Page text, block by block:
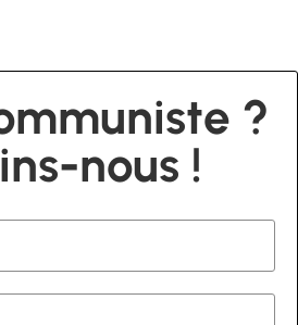
?
nous !